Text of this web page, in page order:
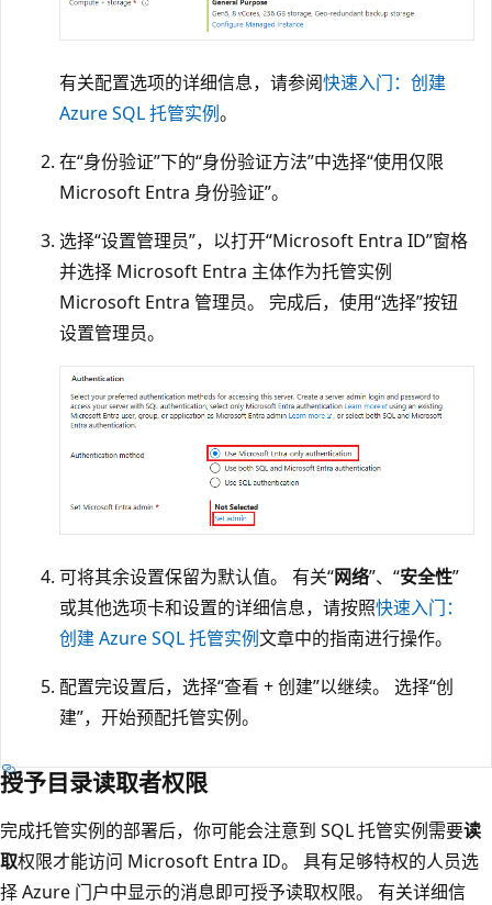
有关配置选项的详细信息，请参阅快速入门：创建
Azure SQL 托管实例。
在“身份验证”下的“身份验证方法”中选择“使用仅限
Microsoft Entra 身份验证”。
选择“设置管理员”，以打开“Microsoft Entra ID”窗格
并选择 Microsoft Entra 主体作为托管实例
Microsoft Entra 管理员。
完成后，使用“选择”按钮
设置管理员。
可将其余设置保留为默认值。 有关“网络”、“安全性”
或其他选项卡和设置的详细信息，请按照快速入门：
创建 Azure SQL 托管实例文章中的指南进行操作。
配置完设置后，选择“查看 + 创建”以继续。 选择“创
建”，开始预配托管实例。
授予目录读取者权限
完成托管实例的部署后，你可能会注意到 SQL 托管实例需要读
取权限才能访问 Microsoft Entra ID。 具有足够特权的人员选
择 Azure 门户中显示的消息即可授予读取权限。 有关详细信